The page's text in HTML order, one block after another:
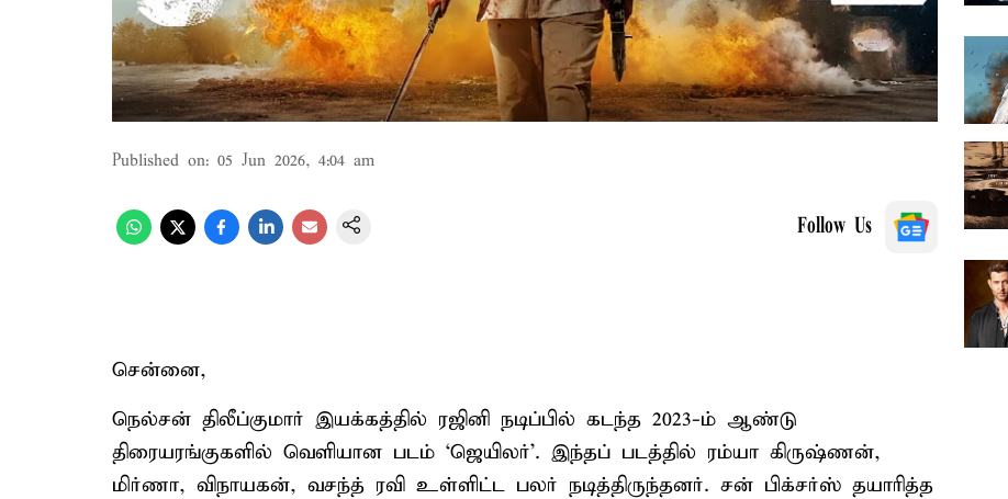
Published on: 05 Jun 2026, 4:04 am
Follow Us
சென்னை,
நெல்சன் திலீப்குமார் இயக்கத்தில் ரஜினி நடிப்பில் கடந்த 2023-ம் ஆண்டு
திரையரங்குகளில் வெளியான படம் ‘ஜெயிலர்’. இந்தப் படத்தில் ரம்யா கிருஷ்ணன்,
மிர்ணா, விநாயகன், வசந்த் ரவி உள்ளிட்ட பலர் நடித்திருந்தனர். சன் பிக்சர்ஸ் தயாரித்த